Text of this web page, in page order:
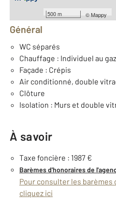
500 m ©Mappy
Équipements
Général
WC séparés
Chauffage : Individuel au
Façade : Crépis
Air conditionné, double
Clôture
Isolation : Murs et double
À savoir
Taxe foncière : 1987 €
Barèmes d'honoraires de
Pour consulter les barèmes
cliquez ici